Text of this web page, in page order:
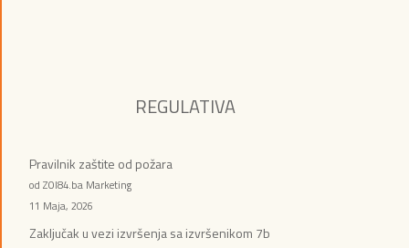
REGULATIVA
Pravilnik zaštite od požara
od ZOI84.ba Marketing
11 Maja, 2026
Zaključak u vezi izvršenja sa izvršenikom 7b